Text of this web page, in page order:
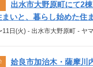
出水市大野原町にて2
いと、暮らし始めた住ま
11日(火) - 出水市大野原町 - ヤ
姶良市加治木・薩摩川